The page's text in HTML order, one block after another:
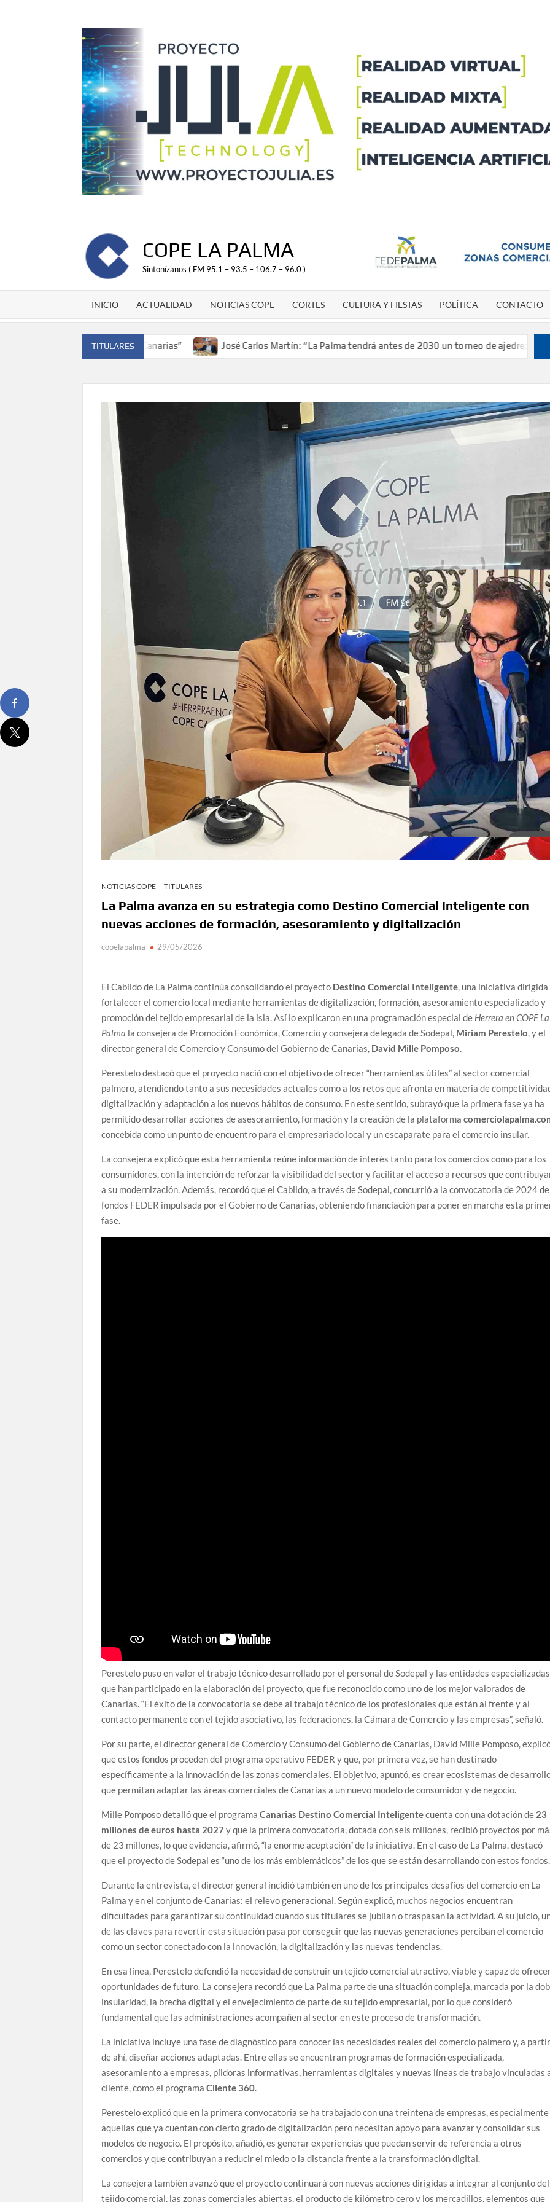
COPE LA PALMA
Sintonízanos ( FM 95.1 – 93.5 – 106.7 – 96.0 )
INICIO ACTUALIDAD NOTICIAS COPE CORTES CULTURA Y FIESTAS POLÍTICA CONTACTO
TITULARES
el cinturón a Canarias” José Carlos Martín: “La Palma tendrá antes de 2030 un torneo de ajedrez con 200
NOTICIAS COPE TITULARES
La Palma avanza en su estrategia como Destino Comercial Inteligente con
nuevas acciones de formación, asesoramiento y digitalización
copelapalma 29/05/2026
El Cabildo de La Palma continúa consolidando el proyecto Destino Comercial Inteligente , una iniciativa dirigida
fortalecer el comercio local mediante herramientas de digitalización, formación, asesoramiento especializado y
promoción del tejido empresarial de la isla. Así lo explicaron en una programación especial de Herrera en COPE La
Palma la consejera de Promoción Económica, Comercio y consejera delegada de Sodepal, Miriam Perestelo , y el
director general de Comercio y Consumo del Gobierno de Canarias, David Mille Pomposo
Perestelo destacó que el proyecto nació con el objetivo de ofrecer “herramientas útiles” al sector comercial
palmero, atendiendo tanto a sus necesidades actuales como a los retos que afronta en materia de
digitalización y adaptación a los nuevos hábitos de consumo. En este sentido, subrayó que la primera fase ya ha
permitido desarrollar acciones de asesoramiento, formación y la creación de la plataforma
concebida como un punto de encuentro para el empresariado local y un escaparate para el comercio insular.
La consejera explicó que esta herramienta reúne información de interés tanto para los comercios como para los
consumidores, con la intención de reforzar la visibilidad del sector y facilitar el acceso a recursos que
a su modernización. Además, recordó que el Cabildo, a través de Sodepal, concurrió a la convocatoria de 2024 de
fondos FEDER impulsada por el Gobierno de Canarias, obteniendo financiación para poner en marcha esta
fase.
Perestelo puso en valor el trabajo técnico desarrollado por el personal de Sodepal y las entidades especializadas
que han participado en la elaboración del proyecto, que fue reconocido como uno de los mejor valorados de
Canarias. “El éxito de la convocatoria se debe al trabajo técnico de los profesionales que están al frente y al
contacto permanente con el tejido asociativo, las federaciones, la Cámara de Comercio y las empresas”, señaló.
Por su parte, el director general de Comercio y Consumo del Gobierno de Canarias, David Mille Pomposo,
que estos fondos proceden del programa operativo FEDER y que, por primera vez, se han destinado
específicamente a la innovación de las zonas comerciales. El objetivo, apuntó, es crear ecosistemas de
que permitan adaptar las áreas comerciales de Canarias a un nuevo modelo de consumidor y de negocio.
Mille Pomposo detalló que el programaCanarias Destino Comercial Inteligentecuenta con una dotación de 23
millones de euros hasta 2027y que la primera convocatoria, dotada con seis millones, recibió proyectos por
de 23 millones, lo que evidencia, afirmó, “la enorme aceptación” de la iniciativa. En el caso de La Palma, destacó
que el proyecto de Sodepal es “uno de los más emblemáticos” de los que se están desarrollando con estos fondos.
Durante la entrevista, el director general incidió también en uno de los principales desafíos del comercio en La
Palma y en el conjunto de Canarias: el relevo generacional. Según explicó, muchos negocios encuentran
dificultades para garantizar su continuidad cuando sus titulares se jubilan o traspasan la actividad. A su juicio,
de las claves para revertir esta situación pasa por conseguir que las nuevas generaciones perciban el comercio
como un sector conectado con la innovación, la digitalización y las nuevas tendencias.
En esa línea, Perestelo defendió la necesidad de construir un tejido comercial atractivo, viable y capaz de
oportunidades de futuro. La consejera recordó que La Palma parte de una situación compleja, marcada por la
insularidad, la brecha digital y el envejecimiento de parte de su tejido empresarial, por lo que consideró
fundamental que las administraciones acompañen al sector en este proceso de transformación.
La iniciativa incluye una fase de diagnóstico para conocer las necesidades reales del comercio palmero y, a
de ahí, diseñar acciones adaptadas. Entre ellas se encuentran programas de formación especializada,
asesoramiento a empresas, píldoras informativas, herramientas digitales y nuevas líneas de trabajo vinculadas
cliente, como el programaCliente 360
Perestelo explicó que en la primera convocatoria se ha trabajado con una treintena de empresas, especialmente
aquellas que ya cuentan con cierto grado de digitalización pero necesitan apoyo para avanzar y consolidar sus
modelos de negocio. El propósito, añadió, es generar experiencias que puedan servir de referencia a otros
comercios y que contribuyan a reducir el miedo o la distancia frente a la transformación digital.
La consejera también avanzó que el proyecto continuará con nuevas acciones dirigidas a integrar al conjunto del
tejido comercial, las zonas comerciales abiertas, el producto de kilómetro cero y los mercadillos, elementos que